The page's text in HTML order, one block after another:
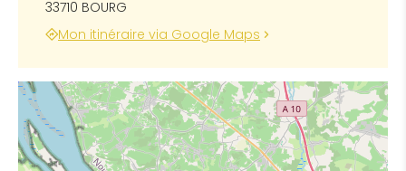
33710 BOURG
Mon itinéraire via Google Maps